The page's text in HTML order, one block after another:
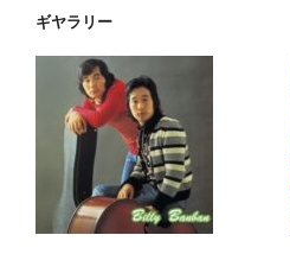
ギヤラリー